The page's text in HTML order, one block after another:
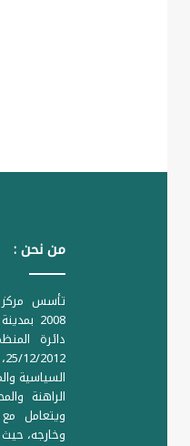
من نحن :
تأسس مركز
2008
السياسية
الراهنة
ويتعامل
وخارجه،